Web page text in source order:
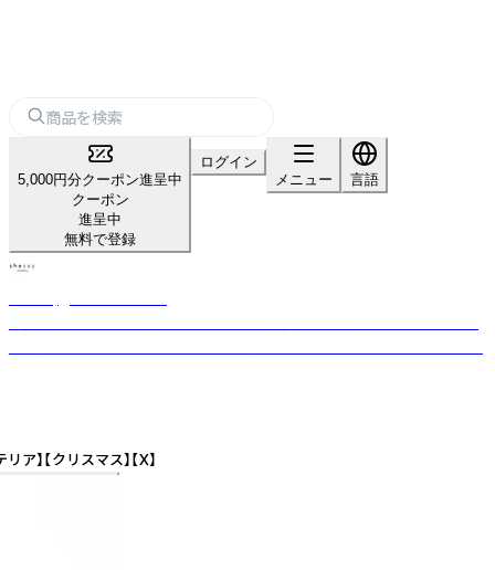
5,000円分クーポン進呈中
クーポン
進呈中
無料で登録
ログイン
メニュー
言語
】【クリスマス】【X】